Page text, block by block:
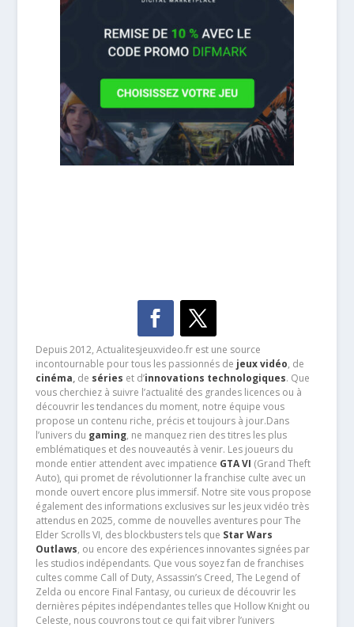
Depuis 2012, Actualitesjeuxvideo.fr est une source
incontournable pour tous les passionnés de jeux vidéo, de
cinéma,de séries et d’innovations technologiques. Que
vous cherchiez à suivre l’actualité des grandes licences ou à
découvrir les tendances du moment, notre équipe vous
propose un contenu riche, précis et toujours à jour.Dans
l’univers du gaming, ne manquez rien des titres les plus
emblématiques et des nouveautés à venir. Les joueurs du
monde entier attendent avec impatience GTA VI (Grand Theft
Auto), qui promet de révolutionner la franchise culte avec un
monde ouvert encore plus immersif. Notre site vous propose
également des informations exclusives sur les jeux vidéo très
attendus en 2025, comme de nouvelles aventures pour The
Elder Scrolls VI, des blockbusters tels que Star Wars
Outlaws, ou encore des expériences innovantes signées par
les studios indépendants. Que vous soyez fan de franchises
cultes comme Call of Duty, Assassin’s Creed, The Legend of
Zelda ou encore Final Fantasy, ou curieux de découvrir les
dernières pépites indépendantes telles que Hollow Knight ou
Celeste, nous couvrons tout ce qui fait vibrer l’univers